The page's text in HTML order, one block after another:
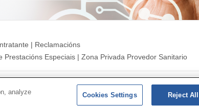
| Reclamacións
Prestacións Especiais | Zona Privada Provedor Sanitario
de Protección de Datos | Policostarriqueña de cookies
analyze
Cookies Settings Reject All